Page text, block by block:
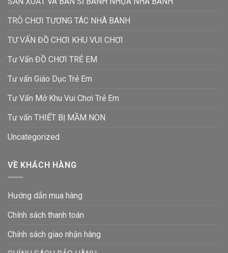
TRÒ CHƠI TƯƠNG TÁC NHÀ BANH
TƯ VẤN ĐỒ CHƠI KHU VUI CHƠI
Tư Vấn ĐỒ CHƠI TRẺ EM
Tư vấn Giáo Dục Trẻ Em
Tư Vấn Mở Khu Vui Chơi Trẻ Em
Tư vấn THIẾT BỊ MẦM NON
Uncategorized
VỀ KHÁCH HÀNG
Hướng dẫn mua hàng
Chính sách thanh toán
Chính sách giao nhận hàng